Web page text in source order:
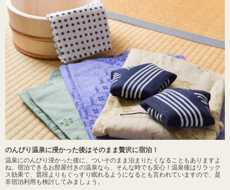
のんびり温泉に浸かった後はそのまま贅沢に宿泊！
温泉にのんびり浸かった後に、ついそのまま泊まりたくなることもありますよ
ね。宿泊できるお部屋付きの温泉なら、そんな時でも安心！温泉後はリラック
ス効果で、普段よりもぐっすり眠れるようになるとも言われていますので、是
非宿泊利用も検討してみましょう。